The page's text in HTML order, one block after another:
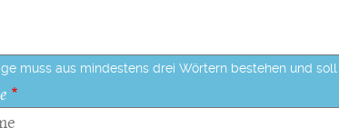
muss aus mindestens drei Wörtern bestehen und